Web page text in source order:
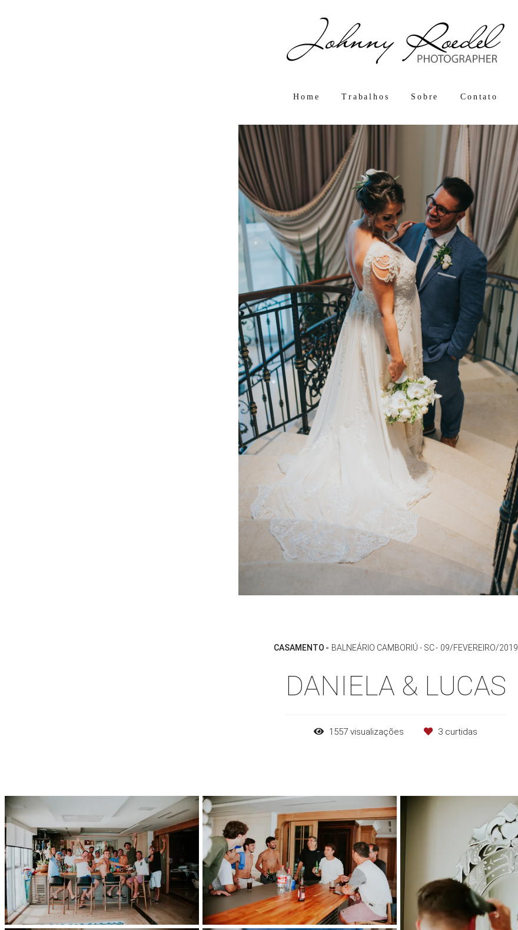
Home Trabalhos Sobre Contato
CASAMENTO BALNEÁRIO CAMBORIÚ - SC 09/FEVEREIRO/2019
DANIELA & LUCAS
1557 visualizações 3 curtidas